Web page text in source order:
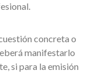
concreta o
manifestarlo
si para la emisión